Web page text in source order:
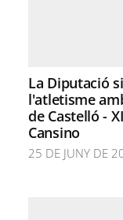
La Diputació
l'atletisme
de Castelló -
Cansino
25 DE JUNY DE